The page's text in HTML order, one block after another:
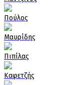
Πούλος
Μαυρίδης
Πιπίλας
Καφετζής